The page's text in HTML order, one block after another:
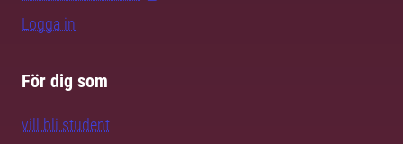
Logga in
För dig som
vill bli student